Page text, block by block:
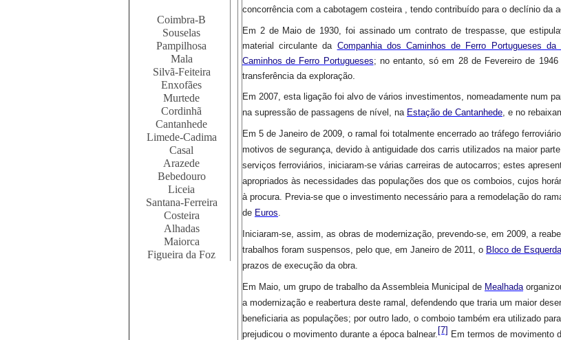
Coimbra-B
Souselas
Pampilhosa
Mala
Silvã-Feiteira
Enxofães
Murtede
Cordinhã
Cantanhede
Limede-Cadima
Casal
Arazede
Bebedouro
Liceia
Santana-Ferreira
Costeira
Alhadas
Maiorca
Figueira da Foz
concorrência com a cabotagem costeira
, tendo contribuído para o declínio da
Em 2 de Maio de 1930, foi assinado um contrato de trespasse, que
material circulante da Companhia dos Caminhos de Ferro Portugueses da
Caminhos de Ferro Portugueses; no entanto, só em 28 de Fevereiro de
transferência da exploração
Em 2007, esta ligação foi alvo de vários investimentos, nomeadamente num
na supressão de passagens de nível, na Estação de Cantanhede , e no
Em 5 de Janeiro de 2009, o ramal foi totalmente encerrado ao tráfego
motivos de segurança, devido à antiguidade dos carris utilizados na maior parte
serviços ferroviários, iniciaram-se várias carreiras de autocarros; estes
apropriados às necessidades das populações dos que os comboios, cujos
à procura. Previa-se que o investimento necessário para a remodelação do
de Euros
Iniciaram-se, assim, as obras de modernização, prevendo-se, em 2009, a
trabalhos foram suspensos, pelo que, em Janeiro de 2011, o Bloco de Esquerda
prazos de execução da obra.
Em Maio, um grupo de trabalho da Assembleia Municipal de Mealhada
a modernização e reabertura deste ramal, defendendo que traria um maior
beneficiaria as populações; por outro lado, o comboio também era utilizado
prejudicou o movimento durante a época balnear. [7] Em termos de movimento